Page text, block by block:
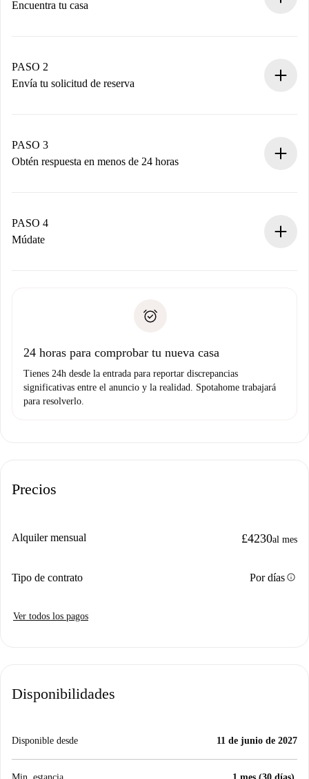
Encuentra tu casa
Tienes toda la información necesaria por adelantado.
PASO 2
Envía tu solicitud de reserva
propietario acepte.
PASO 3
Obtén respuesta en menos de 24 horas
contacto con el propietario.
Si es rechazada: No te haremos ningún cargo y te
Prueba de solvencia
PASO 4
Múdate
no nos comunicas ningún problema.
24 horas para comprobar tu nueva casa
Tienes 24h desde la entrada para reportar discrepancias
significativas entre el anuncio y la realidad. Spotahome trabajará
para resolverlo.
Precios
Alquiler mensual £4230al mes
Tipo de contrato Por díasinfo
Ver todos los pagos
Disponibilidades
Disponible desde 11 de junio de 2027